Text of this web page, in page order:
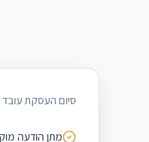
סיום העסקת עובד
מתן הודעה